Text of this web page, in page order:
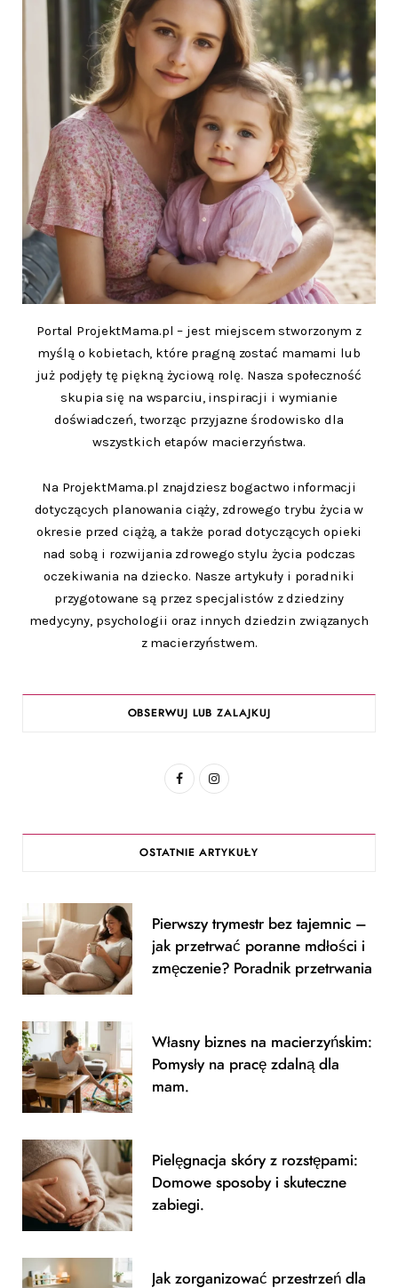
Portal ProjektMama.pl – jest miejscem stworzonym z
myślą o kobietach, które pragną zostać mamami lub
już podjęły tę piękną życiową rolę. Nasza społeczność
skupia się na wsparciu, inspiracji i wymianie
doświadczeń, tworząc przyjazne środowisko dla
wszystkich etapów macierzyństwa.
Na ProjektMama.pl znajdziesz bogactwo informacji
dotyczących planowania ciąży, zdrowego trybu życia w
okresie przed ciążą, a także porad dotyczących opieki
nad sobą i rozwijania zdrowego stylu życia podczas
oczekiwania na dziecko. Nasze artykuły i poradniki
przygotowane są przez specjalistów z dziedziny
medycyny, psychologii oraz innych dziedzin związanych
z macierzyństwem.
OBSERWUJ LUB ZALAJKUJ
F
c
o
I
s
g
r
OSTATNIE ARTYKUŁY
Pierwszy trymestr bez tajemnic –
jak przetrwać poranne mdłości i
zmęczenie? Poradnik przetrwania
Własny biznes na macierzyńskim:
Pomysły na pracę zdalną dla
mam.
Pielęgnacja skóry z rozstępami:
Domowe sposoby i skuteczne
zabiegi.
Jak zorganizować przestrzeń dla